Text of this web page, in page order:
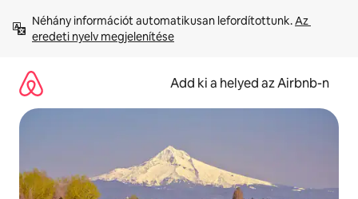
tartalomra
Néhány információt automatikusan lefordítottunk. Az
eredeti nyelv megjelenítése
Add ki a helyed az Airbnb-n